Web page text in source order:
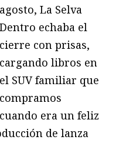
agosto, La Selva
Dentro echaba el
cierre con prisas,
cargando libros en
el SUV familiar que
compramos
cuando era un feliz
de lanza